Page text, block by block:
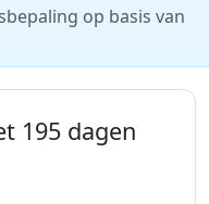
op basis van
195 dagen